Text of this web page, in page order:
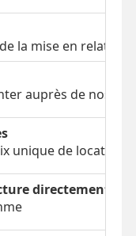
la mise en relation
auprès de nos
unique de location
directement